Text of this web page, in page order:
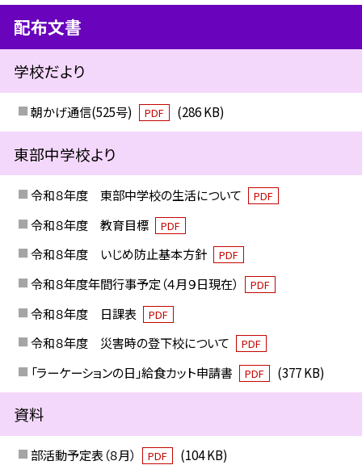
配布文書
学校だより
朝かげ通信(525号) PDF (286 KB)
東部中学校より
令和８年度 東部中学校の生活について PDF
令和８年度 教育目標 PDF
令和８年度 いじめ防止基本方針 PDF
令和８年度年間行事予定（４月９日現在） PDF
令和８年度 日課表 PDF
令和８年度 災害時の登下校について PDF
「ラーケーションの日」給食カット申請書 PDF (377 KB)
資料
部活動予定表（８月） PDF
(104 KB)